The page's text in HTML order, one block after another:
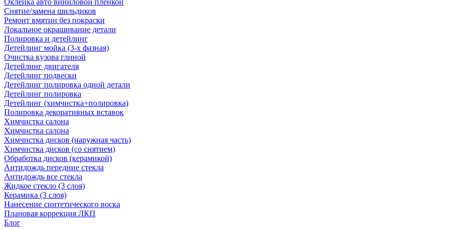
Оклейка авто виниловой пленкой
Снятие/замена шильдиков
Ремонт вмятин без покраски
Локальное окрашивание детали
Полировка и детейлинг
Детейлинг мойка (3-х фазная)
Очистка кузова глиной
Детейлинг двигателя
Детейлинг подвески
Детейлинг полировка одной детали
Детейлинг полировка
Детейлинг (химчистка+полировка)
Полировка декоративных вставок
Химчистка салона
Химчистка салона
Химчистка дисков (наружная часть)
Химчистка дисков (со снятием)
Обработка дисков (керамикой)
Антидождь передние стекла
Антидождь все стекла
Жидкое стекло (3 слоя)
Керамика (3 слоя)
Нанесение синтетического воска
Плановая коррекция ЛКП
Блог